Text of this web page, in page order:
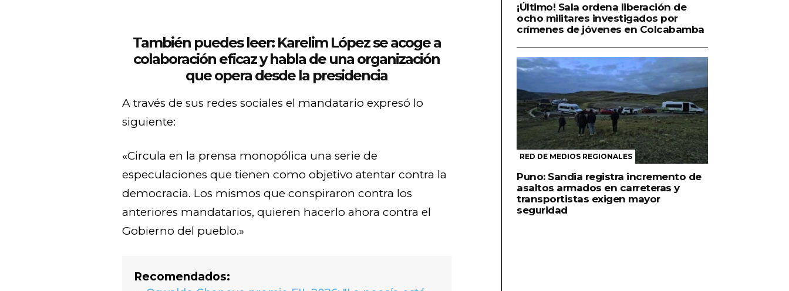
También puedes leer: Karelim López se acoge a
colaboración eficaz y habla de una organización
que opera desde la presidencia
A través de sus redes sociales el mandatario expresó lo
siguiente:
«Circula en la prensa monopólica una serie de
especulaciones que tienen como objetivo atentar contra la
democracia. Los mismos que conspiraron contra los
anteriores mandatarios, quieren hacerlo ahora contra el
Gobierno del pueblo.»
Recomendados:
¡Último! Sala ordena liberación de
ocho militares investigados por
crímenes de jóvenes en Colcabamba
RED DE MEDIOS REGIONALES
Puno: Sandia registra incremento de
asaltos armados en carreteras y
transportistas exigen mayor
seguridad